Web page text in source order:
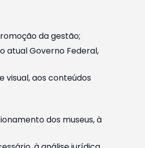
da gestão;
atual Governo Federal,
visual, aos conteúdos
dos museus, à